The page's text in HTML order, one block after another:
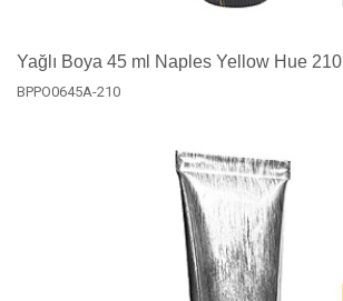
Yağlı Boya 45 ml Naples Yellow Hue 210
BPPO0645A-210